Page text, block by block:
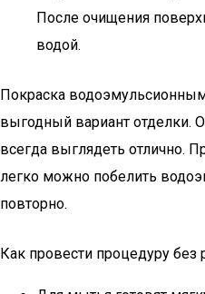
После очищения
водой.
Покраска
выгодный вариант отделки.
всегда выглядеть отлично.
легко можно побелить
повторно.
Как провести процедуру без